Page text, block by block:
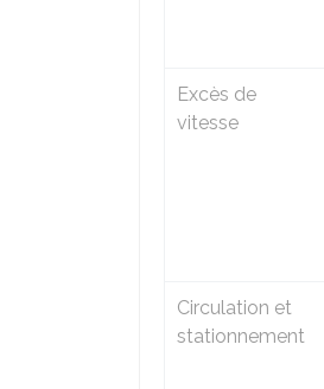
Excès de
vitesse
Circulation et
stationnement